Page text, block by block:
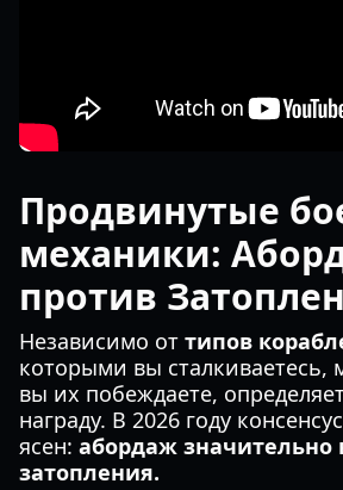
Продвинутые
механики:
против
Независимо от типов
которыми вы сталкиваетесь,
вы их побеждаете,
награду. В 2026 году
ясен: абордаж значительно
затопления.